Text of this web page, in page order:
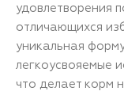
удовлетворения
отличающихся
уникальная
легкоусвояемые
что делает корм